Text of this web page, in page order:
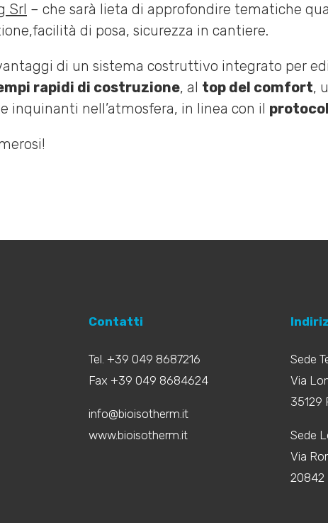
Srl – che sarà lieta di approfondire tematiche
di posa, sicurezza in cantiere.
di un sistema costruttivo integrato per
rapidi di costruzione, al top del comfort,
inquinanti nell’atmosfera, in linea con il
Contatti
Tel. +39 049 8687216
Fax +39 049 8684624
info@bioisotherm.it
www.bioisotherm.it
Sede
Via
35129
Sede
Via
20842